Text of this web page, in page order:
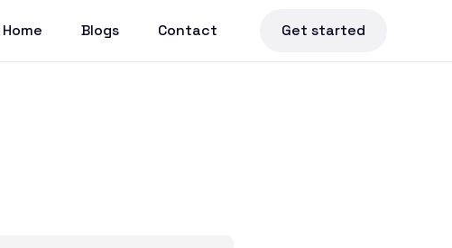
Home Blogs Contact Get started